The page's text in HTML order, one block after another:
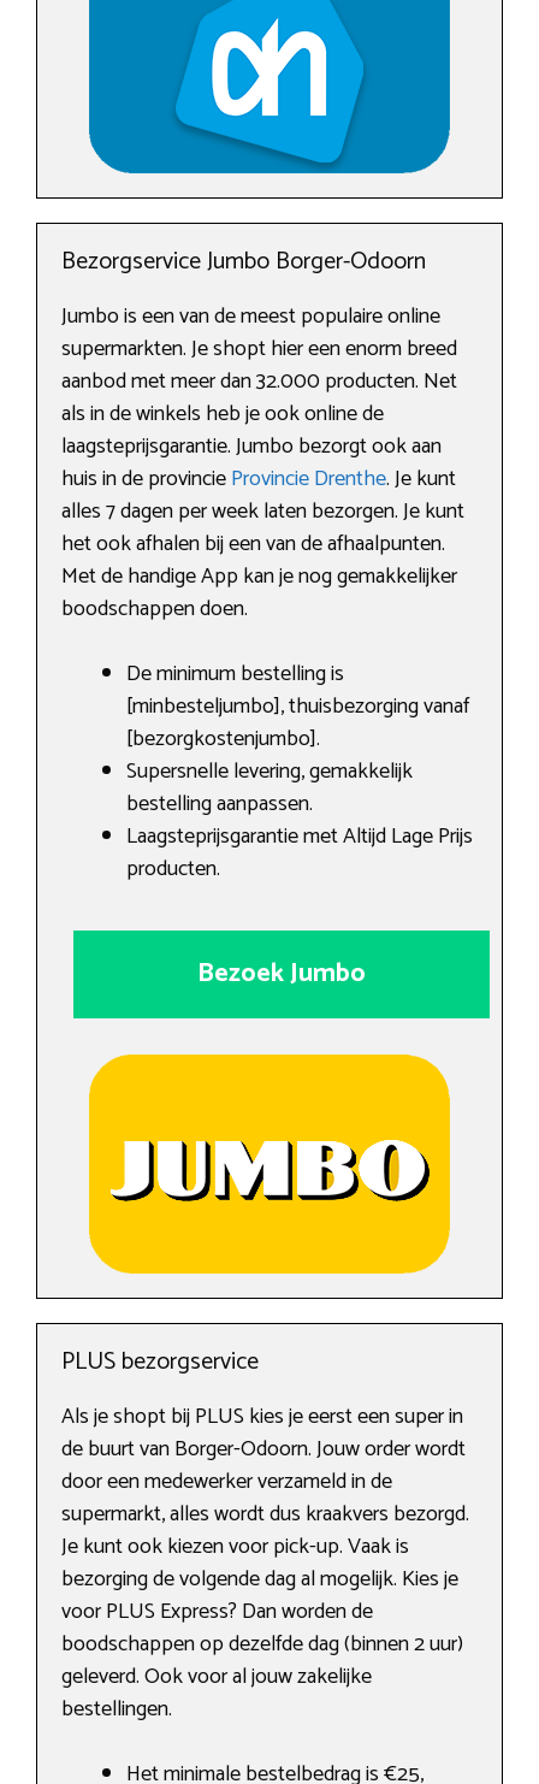
Bezorgservice Jumbo Borger-Odoorn
Jumbo is een van de meest populaire online
supermarkten. Je shopt hier een enorm breed
aanbod met meer dan 32.000 producten. Net
als in de winkels heb je ook online de
laagsteprijsgarantie. Jumbo bezorgt ook aan
huis in de provincieProvincie Drenthe. Je kunt
alles 7 dagen per week laten bezorgen. Je kunt
het ook afhalen bij een van de afhaalpunten.
Met de handige App kan je nog gemakkelijker
boodschappen doen.
De minimum bestelling is
[minbesteljumbo], thuisbezorging vanaf
[bezorgkostenjumbo].
Supersnelle levering, gemakkelijk
bestelling aanpassen.
Laagsteprijsgarantie met Altijd Lage Prijs
producten.
Bezoek Jumbo
PLUS bezorgservice
Als je shopt bij PLUS kies je eerst een super in
de buurt van Borger-Odoorn. Jouw order wordt
door een medewerker verzameld in de
supermarkt, alles wordt dus kraakvers bezorgd.
Je kunt ook kiezen voor pick-up. Vaak is
bezorging de volgende dag al mogelijk. Kies je
voor PLUS Express? Dan worden de
boodschappen op dezelfde dag (binnen 2 uur)
geleverd. Ook voor al jouw zakelijke
bestellingen.
Het minimale bestelbedrag is €25,